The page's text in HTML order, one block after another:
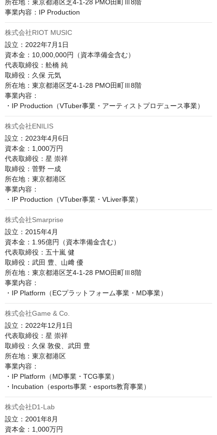
所在地：東京都港区芝4-1-28 PMO田町Ⅲ8階
事業内容：IP Production
株式会社RIOT MUSIC
設立：2022年7月1日
資本金：10,000,000円（資本準備金含む）
代表取締役：舩橋 純
取締役：久保 元気
所在地：東京都港区芝4-1-28 PMO田町Ⅲ8階​​
事業内容：
株式会社ENILIS
設立：2023年4月6日
資本金：1,000万円
代表取締役：星 崇祥
取締役：菅野 一成
所在地：東京都港区
事業内容：
株式会社Smarprise
設立：2015年4月
資本金：1.95億円（資本準備金含む）
代表取締役：五十嵐 健
取締役：武田 豊、山﨑 優
所在地：東京都港区芝4-1-28 PMO田町Ⅲ8階
事業内容：
株式会社Game & Co.
設立：2022年12月1日
代表取締役：星 崇祥
取締役：久保 敦俊、武田 豊
所在地：東京都港区
事業内容：
・IP Platform（MD事業・TCG事業）
株式会社D1-Lab
設立：2001年8月
資本金：1,000万円